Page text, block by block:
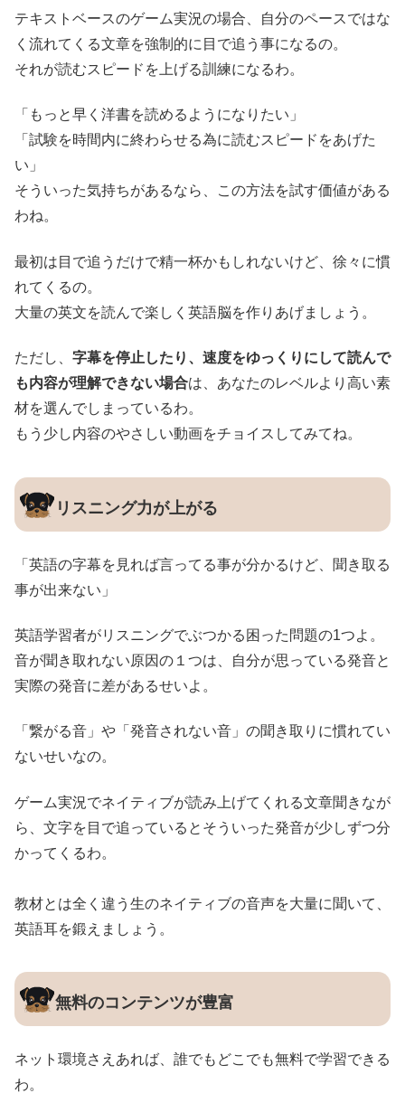
テキストベースのゲーム実況の場合、自分のペースではな
く流れてくる文章を強制的に目で追う事になるの。
それが読むスピードを上げる訓練になるわ。
「もっと早く洋書を読めるようになりたい」
「試験を時間内に終わらせる為に読むスピードをあげた
い」
そういった気持ちがあるなら、この方法を試す価値がある
わね。
最初は目で追うだけで精一杯かもしれないけど、徐々に慣
れてくるの。
大量の英文を読んで楽しく英語脳を作りあげましょう。
ただし、 字幕を停止したり、速度をゆっくりにして読んで
も内容が理解できない場合は、あなたのレベルより高い素
材を選んでしまっているわ。
もう少し内容のやさしい動画をチョイスしてみてね。
リスニング力が上がる
「英語の字幕を見れば言ってる事が分かるけど、聞き取る
事が出来ない」
英語学習者がリスニングでぶつかる困った問題の1つよ。
音が聞き取れない原因の１つは、自分が思っている発音と
実際の発音に差があるせいよ。
「繋がる音」や「発音されない音」の聞き取りに慣れてい
ないせいなの。
ゲーム実況でネイティブが読み上げてくれる文章聞きなが
ら、文字を目で追っているとそういった発音が少しずつ分
かってくるわ。
教材とは全く違う生のネイティブの音声を大量に聞いて、
英語耳を鍛えましょう。
無料のコンテンツが豊富
ネット環境さえあれば、誰でもどこでも無料で学習できる
わ。